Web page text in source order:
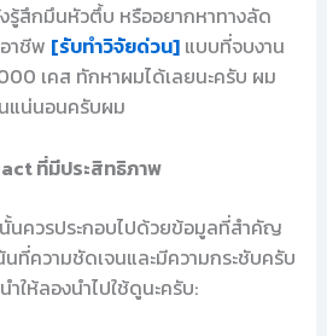
รู้สึกมึนหัวตึ้บ หรืออยากหาทางลัด
าชีพ [รับทำวิจัยด่วน]แบบที่จบงาน
เคส ทักหาผมได้เลยนะครับ ผม
แน่นอนครับผม
ที่มีประสิทธิภาพ
นควรประกอบไปด้วยข้อมูลที่สำคัญ
นที่ความชัดเจนและมีความกระชับครับ
ให้ลองนำไปใช้ดูนะครับ: